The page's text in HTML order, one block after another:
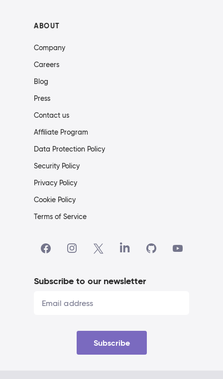
ABOUT
Company
Careers
Blog
Press
Contact us
Affiliate Program
Data Protection Policy
Security Policy
Privacy Policy
Cookie Policy
Terms of Service
Subscribe to our newsletter
Subscribe